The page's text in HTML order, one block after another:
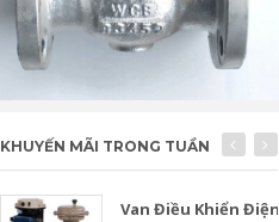
KHUYẾN MÃI TRONG TUẦN
Van Điều Khiển Điện